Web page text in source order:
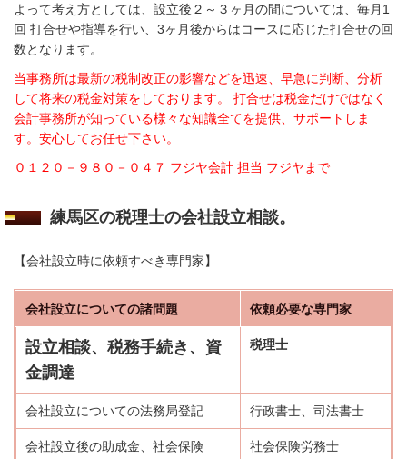
よって考え方としては、設立後２～３ヶ月の間については、毎月1
回 打合せや指導を行い、3ヶ月後からはコースに応じた打合せの回
数となります。
当事務所は最新の税制改正の影響などを迅速、早急に判断、分析
して将来の税金対策をしております。 打合せは税金だけではなく
会計事務所が知っている様々な知識全てを提供、サポートしま
す。安心してお任せ下さい。
０１２０－９８０－０４７ フジヤ会計 担当 フジヤまで
練馬区の税理士の会社設立相談。
【会社設立時に依頼すべき専門家】
会社設立についての諸問題 依頼必要な専門家
設立相談、税務手続き、資
金調達
税理士
会社設立についての法務局登記 行政書士、司法書士
会社設立後の助成金、社会保険 社会保険労務士